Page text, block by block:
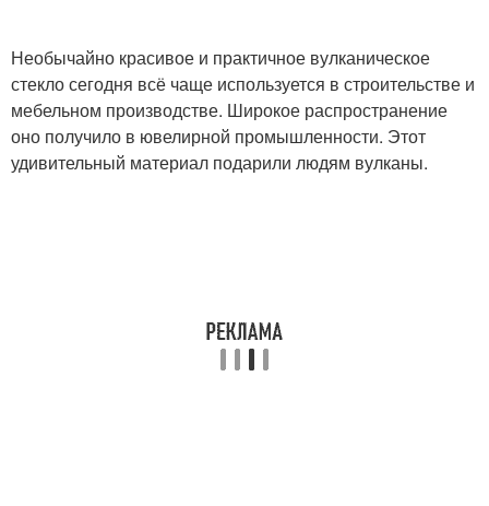
Необычайно красивое и практичное вулканическое
стекло сегодня всё чаще используется в строительстве и
мебельном производстве. Широкое распространение
оно получило в ювелирной промышленности. Этот
удивительный материал подарили людям вулканы.